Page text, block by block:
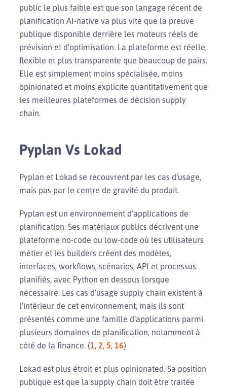
public le plus faible est que son langage récent de
planification AI-native va plus vite que la preuve
publique disponible derrière les moteurs réels de
prévision et d’optimisation. La plateforme est réelle,
flexible et plus transparente que beaucoup de pairs.
Elle est simplement moins spécialisée, moins
opinionated et moins explicite quantitativement que
les meilleures plateformes de décision supply
chain.
Pyplan Vs Lokad
Pyplan et Lokad se recouvrent par les cas d’usage,
mais pas par le centre de gravité du produit.
Pyplan est un environnement d’applications de
planification. Ses matériaux publics décrivent une
plateforme no-code ou low-code où les utilisateurs
métier et les builders créent des modèles,
interfaces, workflows, scénarios, API et processus
planifiés, avec Python en dessous lorsque
nécessaire. Les cas d’usage supply chain existent à
l’intérieur de cet environnement, mais ils sont
présentés comme une famille d’applications parmi
plusieurs domaines de planification, notamment à
côté de la finance. (1, 2, 5, 16)
Lokad est plus étroit et plus opinionated. Sa position
publique est que la supply chain doit être traitée